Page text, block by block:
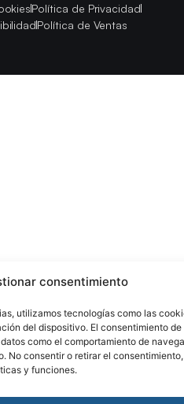
consentimiento
utilizamos tecnologías como las
del dispositivo. El consentimiento de
como el comportamiento de
No consentir o retirar el
y funciones.
Política de Privacidad
Política de Ventas